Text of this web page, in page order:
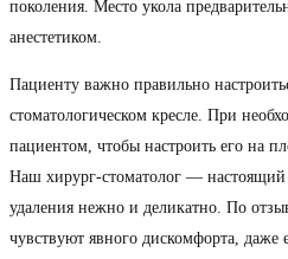
поколения. Место укола
анестетиком.
Пациенту важно правильно
стоматологическом кресле. При
пациентом, чтобы настроить его на
Наш хирург-стоматолог — настоящий
удаления нежно и деликатно. По
чувствуют явного дискомфорта, даже